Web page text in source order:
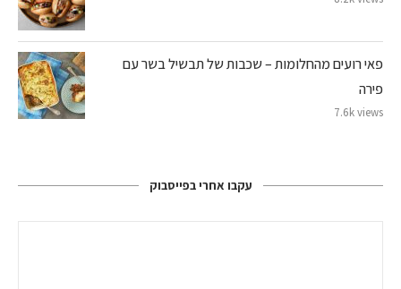
פאי רועים מהחלומות – שכבות של תבשיל בשר עם
פירה
7.6k views
עקבו אחרי בפייסבוק